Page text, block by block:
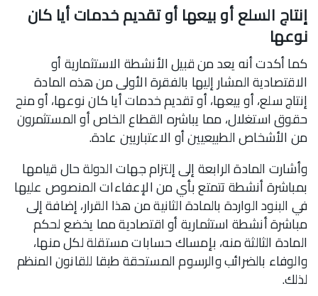
إنتاج السلع أو بيعها أو تقديم خدمات أيا كان
نوعها
كما أكدت أنه يعد من قبيل الأنشطة الاستثمارية أو
الاقتصادية المشار إليها بالفقرة الأولى من هذه المادة
إنتاج سلع، أو بيعها، أو تقديم خدمات أيا كان نوعها، أو منح
حقوق استغلال، مما يباشره القطاع الخاص أو المستثمرون
من الأشخاص الطبيعيين أو الاعتباريين عادة.
وأشارت المادة الرابعة إلى إلتزام جهات الدولة حال قيامها
بمباشرة أنشطة تتمتع بأي من الإعفاءات المنصوص عليها
في البنود الواردة بالمادة الثانية من هذا القرار، إضافة إلى
مباشرة أنشطة استثمارية أو اقتصادية مما يخضع لحكم
المادة الثالثة منه، بإمساك حسابات مستقلة لكل منها،
والوفاء بالضرائب والرسوم المستحقة طبقا للقانون المنظم
لذلك.